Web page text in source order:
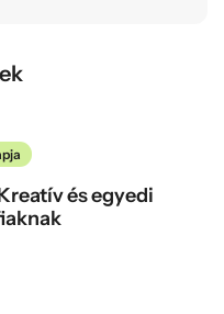
és egyedi